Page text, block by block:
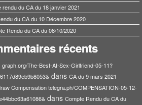
rendu du CA du 18 janvier 2021
du CA du 10 Décembre 2020
Rendu du CA du 08/10/2020
récents
The-Best-AI-Sex-Girlfriend-05-11?
dans CA du 9 mars 2021
Compensation telegra.ph/COMPENSATION-05-12-
dans Compte Rendu du CA du